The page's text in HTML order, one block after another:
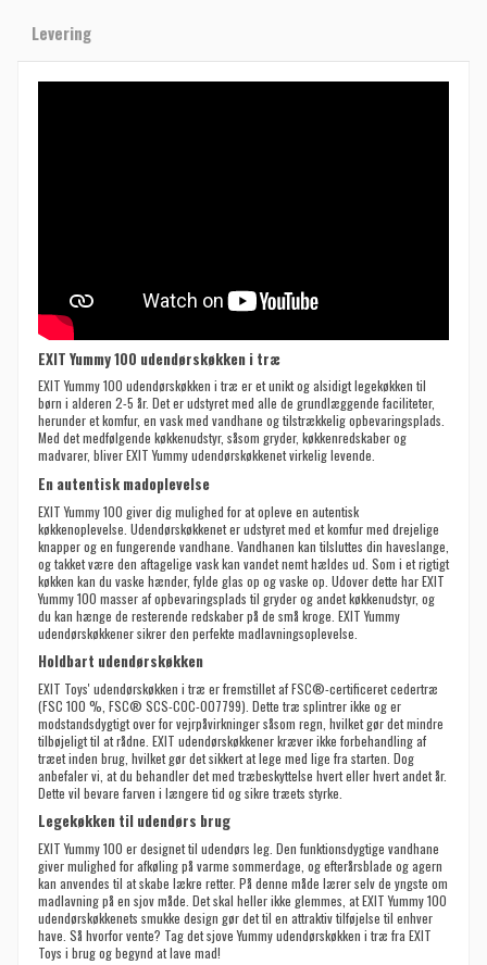
Levering
EXIT Yummy 100 udendørskøkken i træ
EXIT Yummy 100 udendørskøkken i træ er et unikt og alsidigt legekøkken til
børn i alderen 2-5 år. Det er udstyret med alle de grundlæggende faciliteter,
herunder et komfur, en vask med vandhane og tilstrækkelig opbevaringsplads.
Med det medfølgende køkkenudstyr, såsom gryder, køkkenredskaber og
madvarer, bliver EXIT Yummy udendørskøkkenet virkelig levende.
En autentisk madoplevelse
EXIT Yummy 100 giver dig mulighed for at opleve en autentisk
køkkenoplevelse. Udendørskøkkenet er udstyret med et komfur med drejelige
knapper og en fungerende vandhane. Vandhanen kan tilsluttes din haveslange,
og takket være den aftagelige vask kan vandet nemt hældes ud. Som i et rigtigt
køkken kan du vaske hænder, fylde glas op og vaske op. Udover dette har EXIT
Yummy 100 masser af opbevaringsplads til gryder og andet køkkenudstyr, og
du kan hænge de resterende redskaber på de små kroge. EXIT Yummy
udendørskøkkener sikrer den perfekte madlavningsoplevelse.
Holdbart udendørskøkken
EXIT Toys' udendørskøkken i træ er fremstillet af FSC®-certificeret cedertræ
(FSC 100 %, FSC® SCS-COC-007799). Dette træ splintrer ikke og er
modstandsdygtigt over for vejrpåvirkninger såsom regn, hvilket gør det mindre
tilbøjeligt til at rådne. EXIT udendørskøkkener kræver ikke forbehandling af
træet inden brug, hvilket gør det sikkert at lege med lige fra starten. Dog
anbefaler vi, at du behandler det med træbeskyttelse hvert eller hvert andet år.
Dette vil bevare farven i længere tid og sikre træets styrke.
Legekøkken til udendørs brug
EXIT Yummy 100 er designet til udendørs leg. Den funktionsdygtige vandhane
giver mulighed for afkøling på varme sommerdage, og efterårsblade og agern
kan anvendes til at skabe lækre retter. På denne måde lærer selv de yngste om
madlavning på en sjov måde. Det skal heller ikke glemmes, at EXIT Yummy 100
udendørskøkkenets smukke design gør det til en attraktiv tilføjelse til enhver
have. Så hvorfor vente? Tag det sjove Yummy udendørskøkken i træ fra EXIT
Toys i brug og begynd at lave mad!